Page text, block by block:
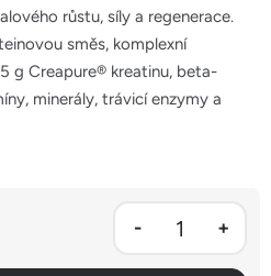
růstu, síly a regenerace.
směs, komplexní
g Creapure® kreatinu, beta-
minerály, trávicí enzymy a